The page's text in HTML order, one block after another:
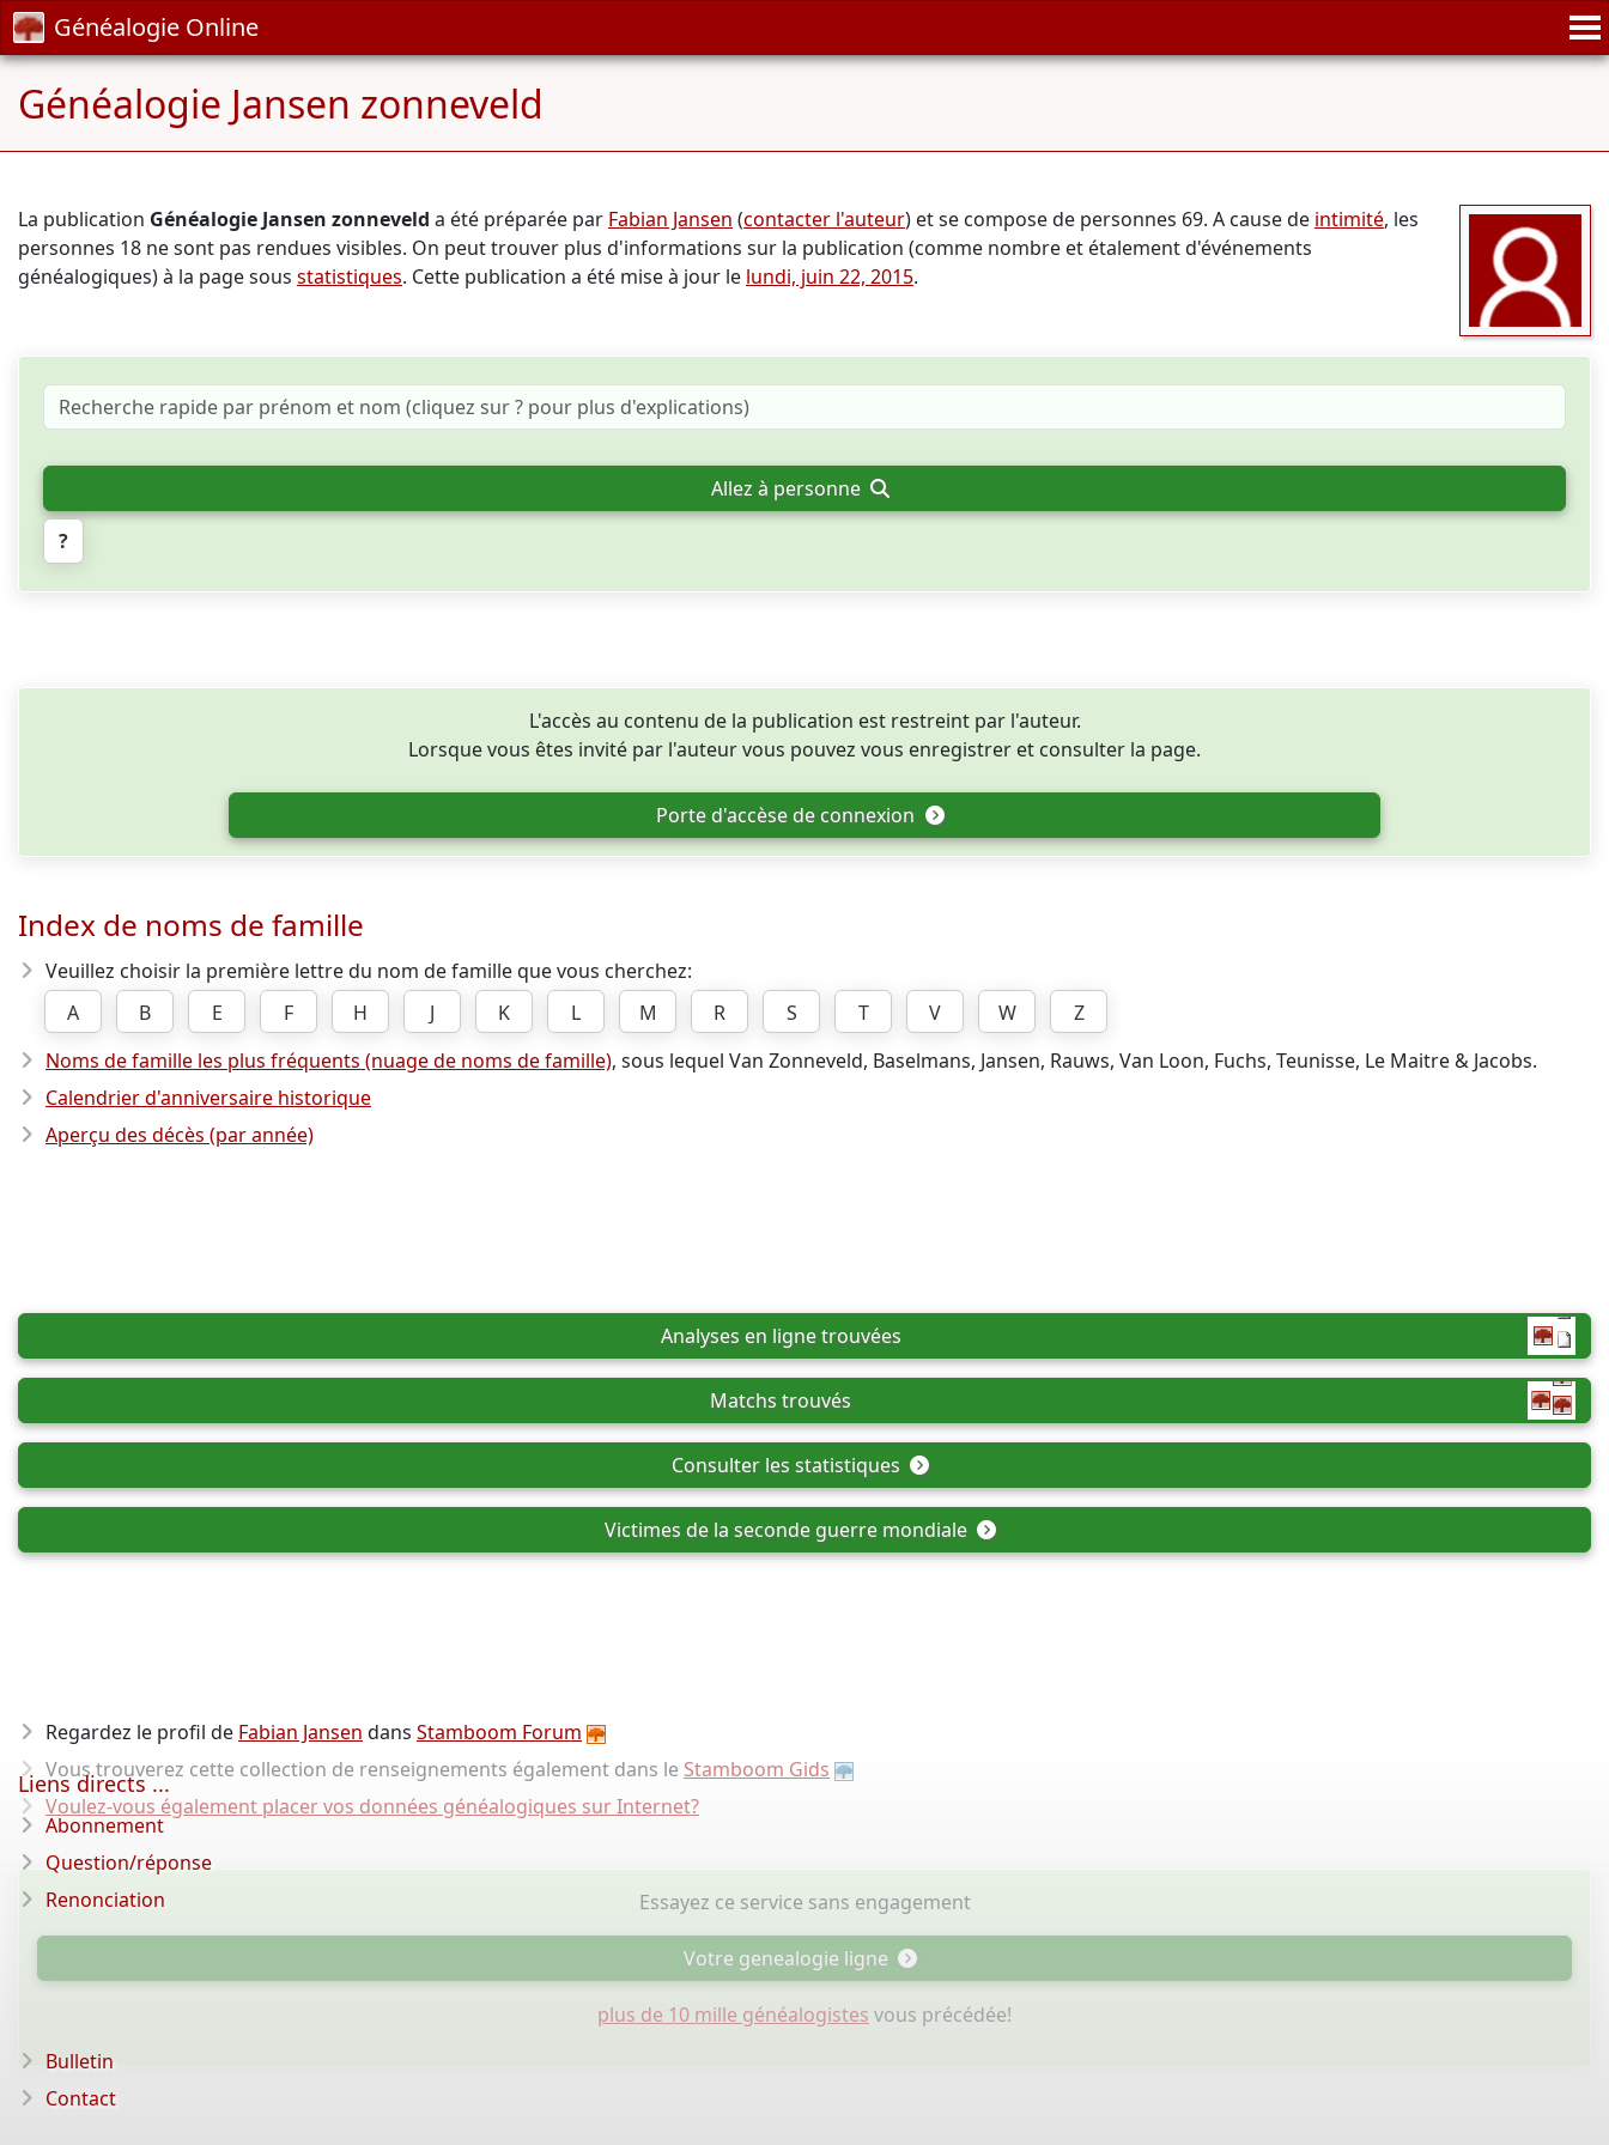
Généalogie Online
Généalogie Jansen zonneveld
La publication Généalogie Jansen zonneveld a été préparée par Fabian Jansen (contacter l'auteur) et se compose de personnes 69. A cause de intimité, les
personnes 18 ne sont pas rendues visibles. On peut trouver plus d'informations sur la publication (comme nombre et étalement d'événements
généalogiques) à la page sous statistiques. Cette publication a été mise à jour le lundi, juin 22, 2015.
Allez à personne
?
L'accès au contenu de la publication est restreint par l'auteur.
Lorsque vous êtes invité par l'auteur vous pouvez vous enregistrer et consulter la page.
Porte d'accèse de connexion
Index de noms de famille
Veuillez choisir la première lettre du nom de famille que vous cherchez:
A
B E F H J K L M R S T V W
Z
Noms de famille les plus fréquents (nuage de noms de famille), sous lequel Van Zonneveld, Baselmans, Jansen, Rauws, Van Loon, Fuchs, Teunisse, Le Maitre & Jacobs.
Calendrier d'anniversaire historique
Aperçu des décès (par année)
Analyses en ligne trouvées
Matchs trouvés
Consulter les statistiques
Victimes de la seconde guerre mondiale
Regardez le profil de Fabian Jansen dans Stamboom Forum
Vous trouverez cette collection de renseignements également dans le Stamboom Gids
Voulez-vous également placer vos données généalogiques sur Internet?
Essayez ce service sans engagement
Votre genealogie ligne
plus de 10 mille généalogistes vous précédée!
Liens directs ...
Abonnement
Question/réponse
Renonciation
Bulletin
Contact